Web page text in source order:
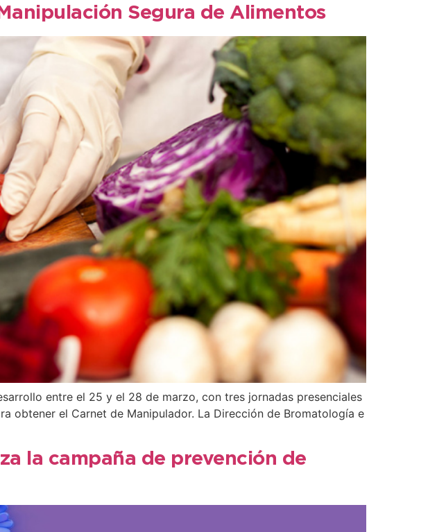
Segura de Alimentos
entre el 25 y el 28 de marzo, con tres jornadas presenciales
obtener el Carnet de Manipulador. La Dirección de Bromatología e
la campaña de prevención de